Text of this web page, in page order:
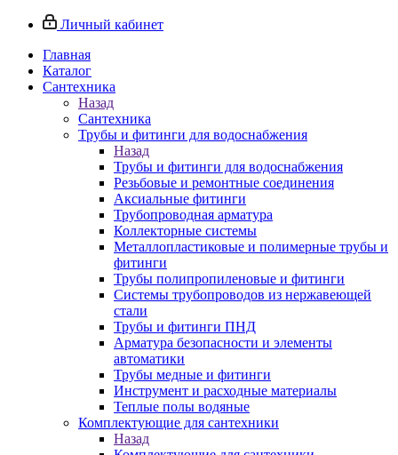
Личный кабинет
Главная
Каталог
Сантехника
Назад
Сантехника
Трубы и фитинги для водоснабжения
Назад
Трубы и фитинги для водоснабжения
Резьбовые и ремонтные соединения
Аксиальные фитинги
Трубопроводная арматура
Коллекторные системы
Металлопластиковые и полимерные трубы и
фитинги
Трубы полипропиленовые и фитинги
Системы трубопроводов из нержавеющей
стали
Трубы и фитинги ПНД
Арматура безопасности и элементы
автоматики
Трубы медные и фитинги
Инструмент и расходные материалы
Теплые полы водяные
Комплектующие для сантехники
Назад